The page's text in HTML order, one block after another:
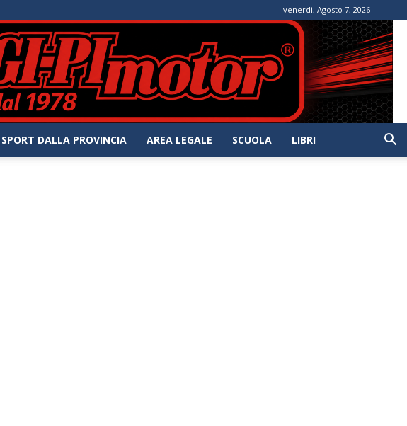
venerdì, Agosto 7, 2026
SPORT DALLA PROVINCIA AREA LEGALE SCUOLA LIBRI